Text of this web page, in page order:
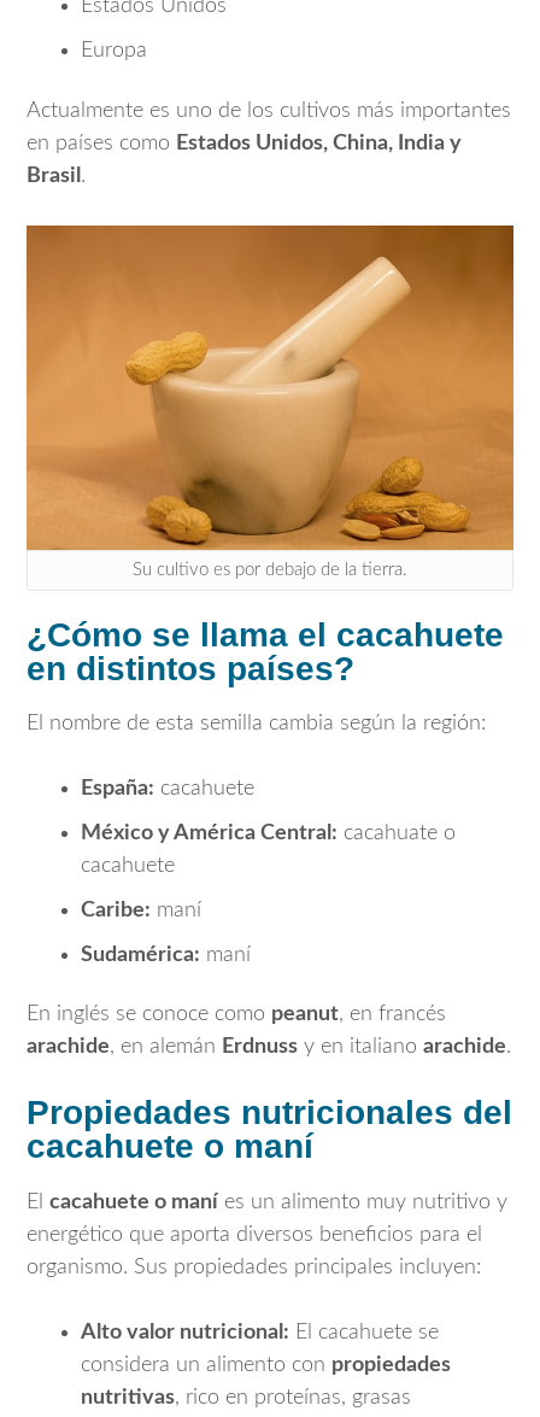
Estados Unidos
Europa
Actualmente es uno de los cultivos más importantes
en países como Estados Unidos, China, India y
Brasil .
Su cultivo es por debajo de la tierra.
¿Cómo se llama el cacahuete
en distintos países?
El nombre de esta semilla cambia según la región:
España: cacahuete
México y América Central: cacahuate o
cacahuete
Caribe: maní
Sudamérica: maní
En inglés se conoce como peanut, en francés
arachide, en alemán Erdnuss y en italiano arachide.
Propiedades nutricionales del
cacahuete o maní
El cacahuete o maní es un alimento muy nutritivo y
energético que aporta diversos beneficios para el
organismo. Sus propiedades principales incluyen:
Alto valor nutricional: El cacahuete se
considera un alimento con propiedades
nutritivas, rico en proteínas, grasas